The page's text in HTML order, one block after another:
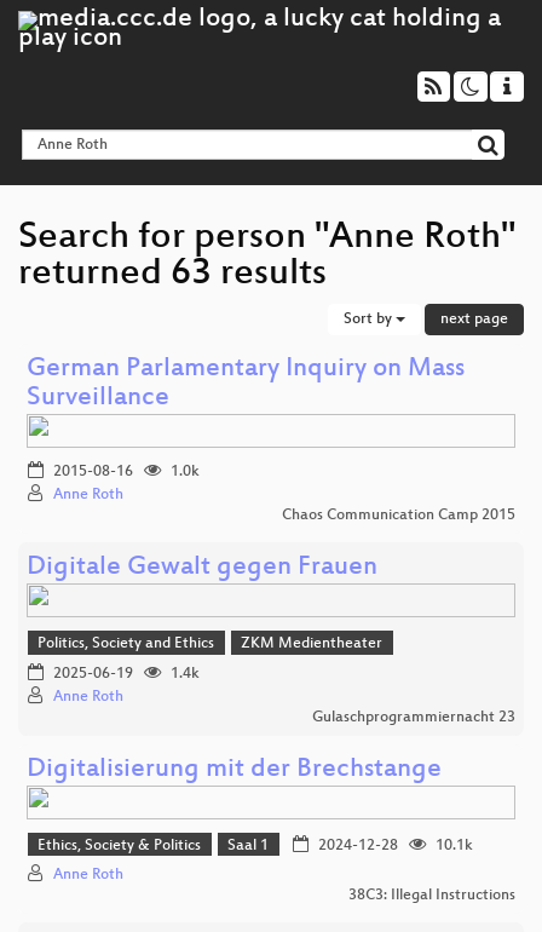
Search for person "Anne Roth"
returned 63 results
Sort by next page
German Parlamentary Inquiry on Mass
Surveillance
2015-08-16
1.0k
Anne Roth
Chaos Communication Camp 2015
Digitale Gewalt gegen Frauen
Politics, Society and Ethics
ZKM Medientheater
2025-06-19
1.4k
Anne Roth
Gulaschprogrammiernacht 23
Digitalisierung mit der Brechstange
Ethics, Society & Politics Saal 1 2024-12-28
10.1k
Anne Roth
38C3: Illegal Instructions